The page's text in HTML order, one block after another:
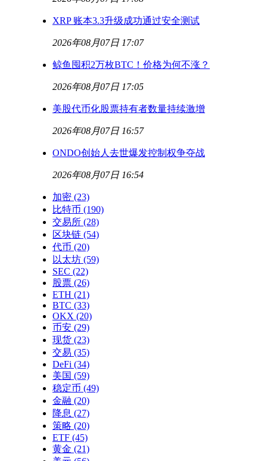
XRP 账本3.3升级成功通过安全测试
2026年08月07日 17:07
鲸鱼囤积2万枚BTC！价格为何不涨？
2026年08月07日 17:05
美股代币化股票持有者数量持续激增
2026年08月07日 16:57
ONDO创始人去世爆发控制权争夺战
2026年08月07日 16:54
加密 (23)
比特币 (190)
交易所 (28)
区块链 (54)
代币 (20)
以太坊 (59)
SEC (22)
股票 (26)
ETH (21)
BTC (33)
OKX (20)
币安 (29)
现货 (23)
交易 (35)
DeFi (34)
美国 (59)
稳定币 (49)
金融 (20)
降息 (27)
策略 (20)
ETF (45)
黄金 (21)